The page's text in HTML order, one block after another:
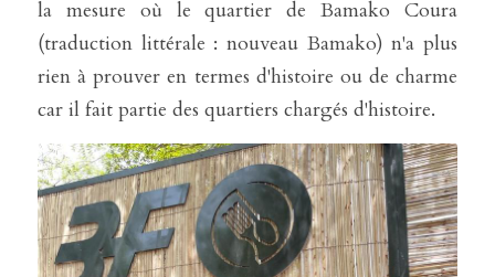
la mesure où le quartier de Bamako Coura
(traduction littérale : nouveau Bamako) n'a plus
rien à prouver en termes d'histoire ou de charme
car il fait partie des quartiers chargés d'histoire.